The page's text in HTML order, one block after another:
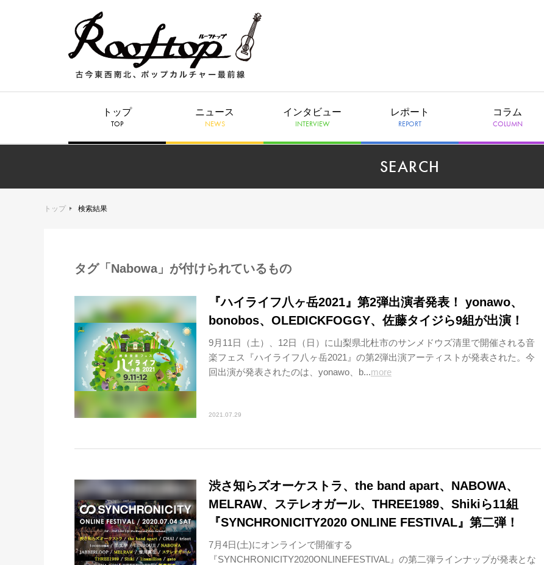
トップ
TOP
ニュース
NEWS
インタビュー
INTERVIEW
レポート
REPORT
コラム
COLUMN
SEARCH
トップ 検索結果
タグ「Nabowa」が付けられているもの
『ハイライフ八ヶ岳2021』第2弾出演者発表！ yonawo、
bonobos、OLEDICKFOGGY、佐藤タイジら9組が出演！
9月11日（土）、12日（日）に山梨県北杜市のサンメドウズ清里で開催される音
楽フェス『ハイライフ八ヶ岳2021』の第2弾出演アーティストが発表された。今
回出演が発表されたのは、yonawo、b...more
2021.07.29
渋さ知らズオーケストラ、the band apart、NABOWA、
MELRAW、ステレオガール、THREE1989、Shikiら11組
『SYNCHRONICITY2020 ONLINE FESTIVAL』第二弾！
7月4日(土)にオンラインで開催する
『SYNCHRONICITY2020ONLINEFESTIVAL』の第二弾ラインナップが発表とな